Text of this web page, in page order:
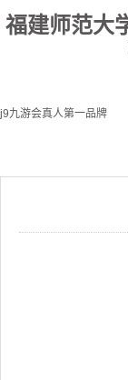
福建师范大
j9九游会真人第一品牌